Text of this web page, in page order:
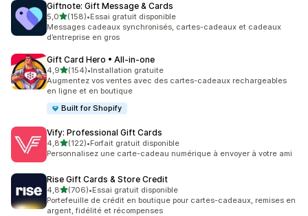
Giftnote: Gift Message & Cards
5,0étoile(s) sur 5
(158)
158 avis au total
•Essai gratuit disponible
Messages cadeaux synchronisés, cartes-cadeaux et cadeaux
d’entreprise en gros
Gift Card Hero • All‑in‑one
4,9étoile(s) sur 5
(154)
154 avis au total
•Installation gratuite
Augmentez vos ventes avec des cartes-cadeaux rechargeables
en ligne et en boutique
Built for Shopify
Vify: Professional Gift Cards
4,8étoile(s) sur 5
(122)
122 avis au total
•Forfait gratuit disponible
Personnalisez une carte-cadeau numérique à envoyer à votre ami
Rise Gift Cards & Store Credit
4,8étoile(s) sur 5
(706)
706 avis au total
•Essai gratuit disponible
Portefeuille de crédit en boutique pour cartes-cadeaux, remises en
argent, fidélité et récompenses